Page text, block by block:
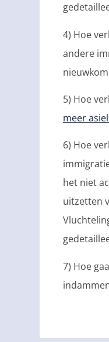
4) Hoe
andere
5) Hoe
meer
6) Hoe
het niet
uitzetten
7) Hoe